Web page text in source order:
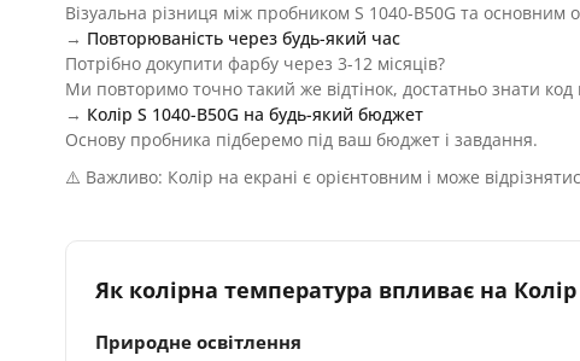
Візуальна різниця між пробником S 1040-B50G та основним
→ Повторюваність через будь-який час
Потрібно докупити фарбу через 3-12 місяців?
Ми повторимо точно такий же відтінок, достатньо знати код
→ Колір S 1040-B50G на будь-який бюджет
Основу пробника підберемо під ваш бюджет і завдання.
⚠️ Важливо: Колір на екрані є орієнтовним і може
Як колірна температура впливає на Колір
Природне освітлення